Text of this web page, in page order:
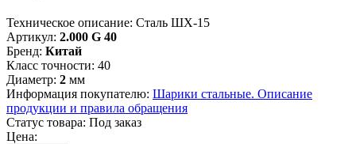
Техническое описание: Сталь ШХ-15
Артикул: 2.000 G 40
Бренд: Китай
Класс точности: 40
Диаметр: 2 мм
Информация покупателю: Шарики стальные. Описание
продукции и правила обращения
Статус товара: Под заказ
Цена: